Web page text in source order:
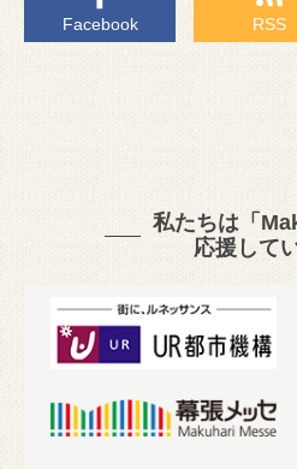
Facebook RSS
私たちは「
応援して